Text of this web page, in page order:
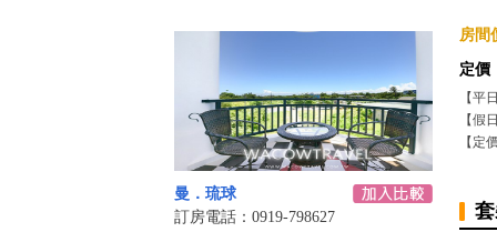
曼．琉球
訂房電話：0919-798627
房間
定價
【平
【假
【定